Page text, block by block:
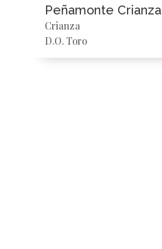
Peñamonte Crianza
Crianza
D.O. Toro